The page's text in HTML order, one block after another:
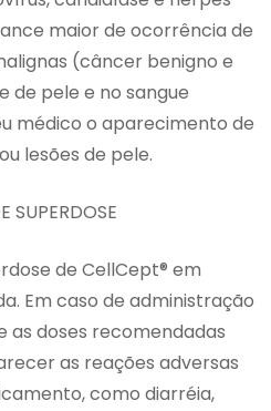
maior de ocorrência de
(câncer benigno e
de pele e no sangue
médico o aparecimento de
lesões de pele.
SUPERDOSE
de CellCept® em
Em caso de administração
as doses recomendadas
as reações adversas
como diarréia,